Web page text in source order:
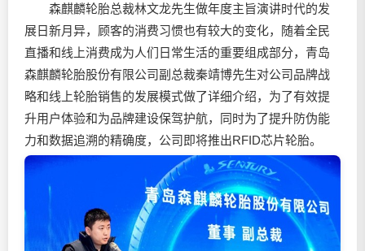
森麒麟轮胎总裁林文龙先生做年度主旨演讲时代的发
展日新月异，顾客的消费习惯也有较大的变化，随着全民
直播和线上消费成为人们日常生活的重要组成部分，青岛
森麒麟轮胎股份有限公司副总裁秦靖博先生对公司品牌战
略和线上轮胎销售的发展模式做了详细介绍，为了有效提
升用户体验和为品牌建设保驾护航，同时为了提升防伪能
力和数据追溯的精确度，公司即将推出RFID芯片轮胎。